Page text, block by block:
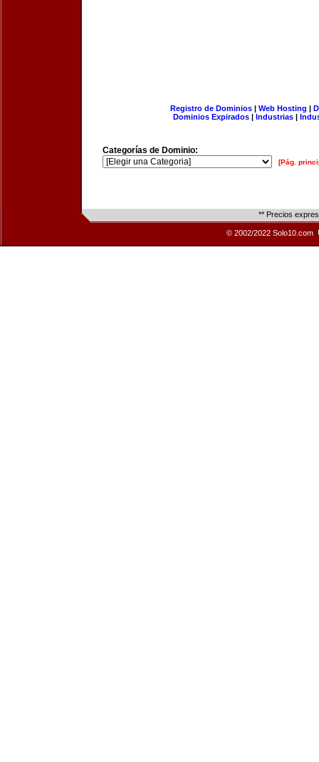
Registro de Dominios| Web Hosting |
Dominios Expirados | Industrias |
Categorías de Dominio:
[Pág.
** Precios
© 2002/2022 Solo10.com